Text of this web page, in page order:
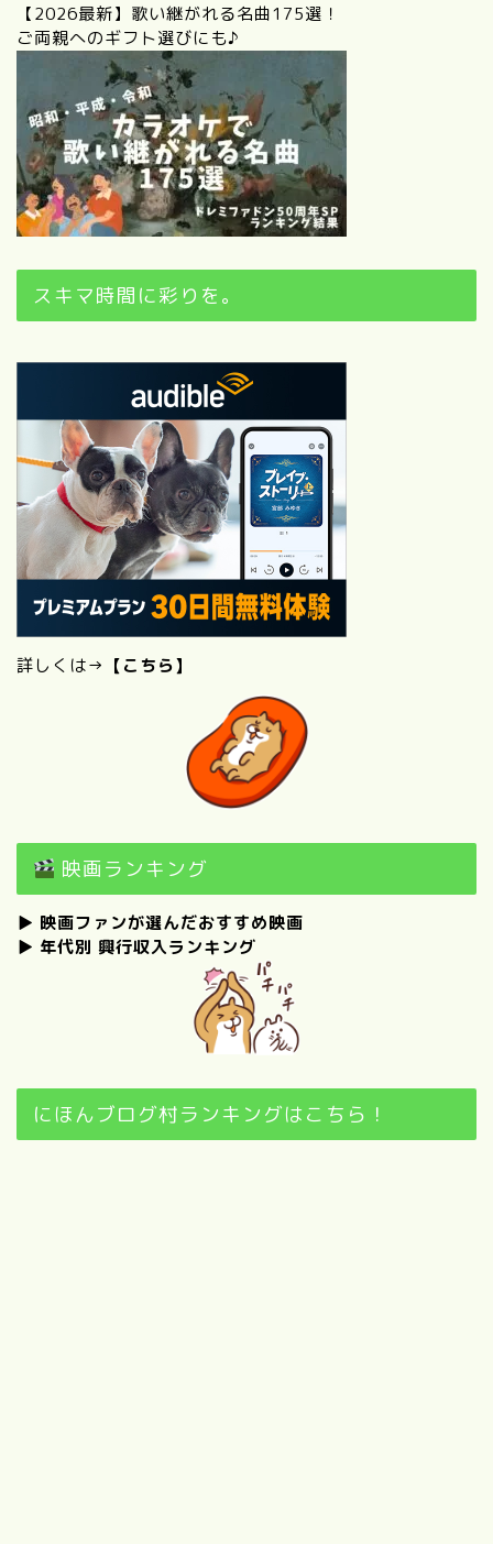
【2026最新】歌い継がれる名曲175選！
ご両親へのギフト選びにも♪
スキマ時間に彩りを。
詳しくは→ 【こちら】
映画ランキング
▶ 映画ファンが選んだおすすめ映画
▶ 年代別 興行収入ランキング
にほんブログ村ランキングはこちら！